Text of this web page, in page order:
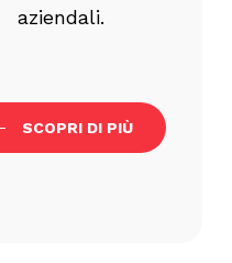
aziendali.
SCOPRI DI PIÙ